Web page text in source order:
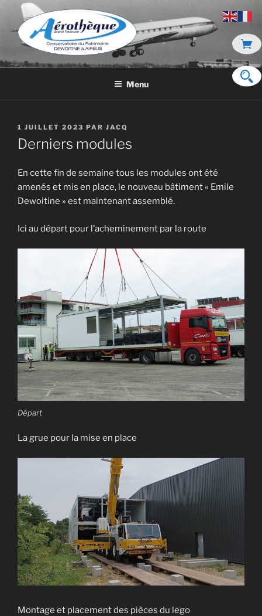
contenu
principal
DE DEWOITINE À AIRBUS
Menu
PUBLIÉ
LE
1 JUILLET 2023 PAR JACQ
Derniers modules
En cette fin de semaine tous les modules ont été
amenés et mis en place, le nouveau bâtiment « Emile
Dewoitine » est maintenant assemblé.
Ici au départ pour l’acheminement par la route
Départ
La grue pour la mise en place
Montage et placement des pièces du lego